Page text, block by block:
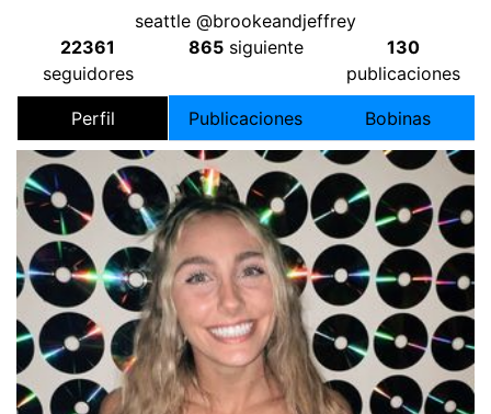
seattle @brookeandjeffrey
22361
seguidores
865siguiente
130
publicaciones
Perfil Publicaciones Bobinas